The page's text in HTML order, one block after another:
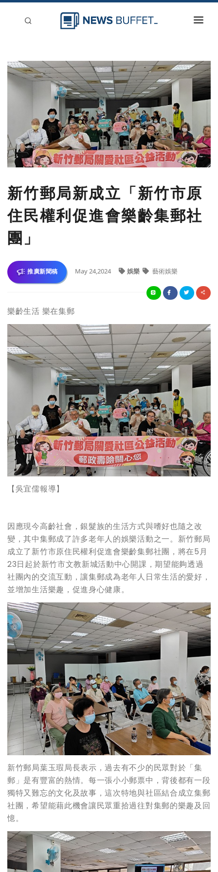
新聞稿分類
新竹郵局新成立「新竹市原
住民權利促進會樂齡集郵社
團」
推廣新聞稿 May 24,2024 娛樂 藝術娛樂
樂齡生活 樂在集郵
【吳宜儒報導】
因應現今高齡社會，銀髮族的生活方式與嗜好也隨之改
變，其中集郵成了許多老年人的娛樂活動之一。新竹郵局
成立了新竹市原住民權利促進會樂齡集郵社團，將在5月
23日起於新竹市文教新城活動中心開課，期望能夠透過
社團內的交流互動，讓集郵成為老年人日常生活的愛好，
並增加生活樂趣，促進身心健康。
新竹郵局葉玉瑕局長表示，過去有不少的民眾對於「集
郵」是有豐富的熱情。每一張小小郵票中，背後都有一段
獨特又難忘的文化及故事，這次特地與社區結合成立集郵
社團，希望能藉此機會讓民眾重拾過往對集郵的樂趣及回
憶。